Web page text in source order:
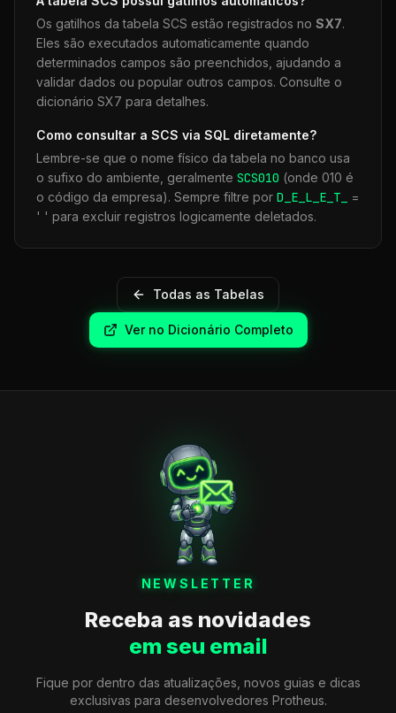
Os gatilhos da tabela SCS estão registrados no SX7.
Eles são executados automaticamente quando
determinados campos são preenchidos, ajudando a
validar dados ou popular outros campos. Consulte o
dicionário SX7 para detalhes.
Como consultar a SCS via SQL diretamente?
Lembre-se que o nome físico da tabela no banco usa
o sufixo do ambiente, geralmente SCS010 (onde 010 é
o código da empresa). Sempre filtre por D_E_L_E_T_
=
' ' para excluir registros logicamente deletados.
Todas as Tabelas
Ver no Dicionário Completo
NEWSLETTER
Receba as novidades
em seu email
Fique por dentro das atualizações, novos guias e dicas
exclusivas para desenvolvedores Protheus.